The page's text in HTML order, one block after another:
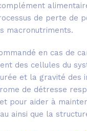
de perte de
macronutriments.
en cas de
des cellules du
et la gravité des
de détresse
pour aider à
ainsi que la